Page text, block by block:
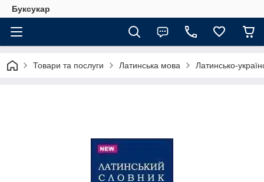
Буксукар
Товари та послуги Латинська мова Латинсько-